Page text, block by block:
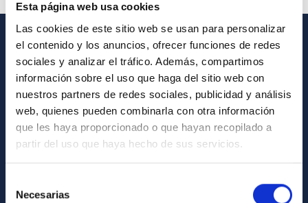
Esta página web usa cookies
Las cookies de este sitio web se usan para personalizar
el contenido y los anuncios, ofrecer funciones de redes
sociales y analizar el tráfico. Además, compartimos
información sobre el uso que haga del sitio web con
nuestros partners de redes sociales, publicidad y análisis
web, quienes pueden combinarla con otra información
que les haya proporcionado o que hayan recopilado a
partir del uso que haya hecho de sus servicios.
Necesarias
INFORMACIÓN GENERAL
Contacto
Cómo llegar al IAC
Directorio de personal
Biblioteca